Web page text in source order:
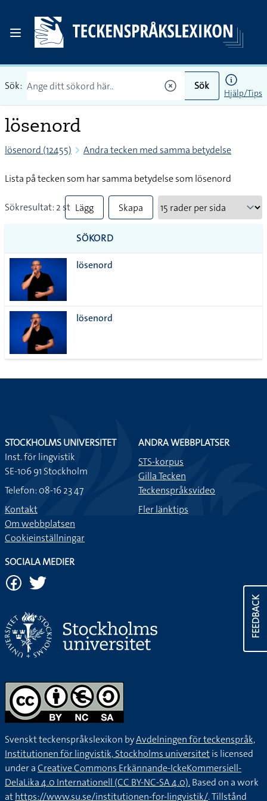
Sök: Sök
Hjälp/Tips
lösenord
lösenord (12455) Andra tecken med samma betydelse
Lista på tecken som har samma betydelse som lösenord
Sökresultat: 2 st Lägg
till
alla i
Skapa
SÖKORD
lösenord
lösenord
FEEDBACK
STOCKHOLMS UNIVERSITET
Inst. för lingvistik
SE-106 91 Stockholm
Telefon: 08-16 23 47
Kontakt
Om webbplatsen
Cookieinställningar
ANDRA WEBBPLATSER
STS-korpus
Gilla Tecken
Teckenspråksvideo
Fler länktips
SOCIALA MEDIER
Svenskt teckenspråkslexikon byAvdelningen för teckenspråk,
Institutionen för lingvistik, Stockholms universitetis licensed
under aCreative Commons Erkännande-IckeKommersiell-
DelaLika 4.0 Internationell (CC BY-NC-SA 4.0).Based on a work
athttps://www.su.se/institutionen-for-lingvistik/. Tillstånd